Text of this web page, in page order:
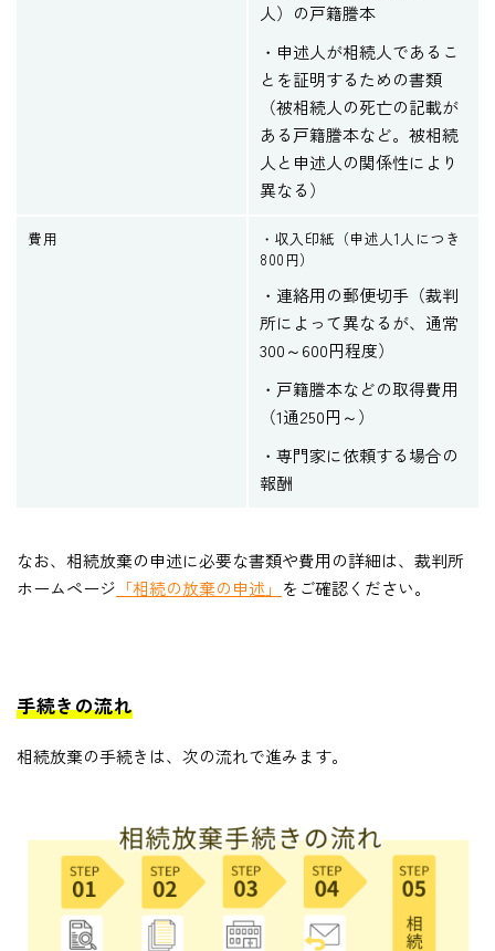
人）の戸籍謄本
・申述人が相続人であるこ
とを証明するための書類
（被相続人の死亡の記載が
ある戸籍謄本など。被相続
人と申述人の関係性により
異なる）
費用
・収入印紙（申述人1人につき
800円）
・連絡用の郵便切手（裁判
所によって異なるが、通常
300～600円程度）
・戸籍謄本などの取得費用
（1通250円～）
・専門家に依頼する場合の
報酬
なお、相続放棄の申述に必要な書類や費用の詳細は、裁判所
ホームページ 「相続の放棄の申述」 をご確認ください。
手続きの流れ
相続放棄の手続きは、次の流れで進みます。